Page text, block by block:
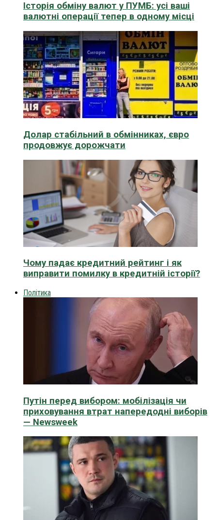
Історія обміну валют у ПУМБ: усі ваші
валютні операції тепер в одному місці
Долар стабільний в обмінниках, євро
продовжує дорожчати
Чому падає кредитний рейтинг і як
виправити помилку в кредитній історії?
Політика
Путін перед вибором: мобілізація чи
приховування втрат напередодні виборів
— Newsweek